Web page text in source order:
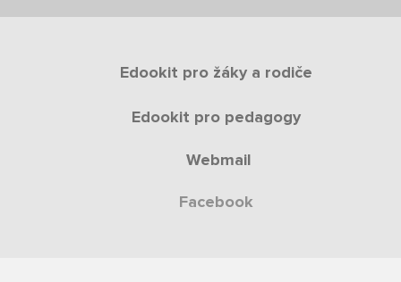
Edookit pro žáky a rodiče
Edookit pro pedagogy
Webmail
Facebook